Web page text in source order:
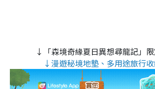
↓「森境奇緣夏日異想尋龍記」
↓漫遊秘境地墊、多用途旅行